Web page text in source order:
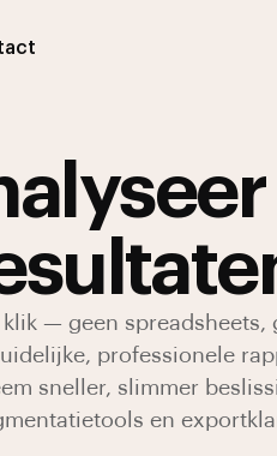
— geen spreadsheets,
professionele
sneller, slimmer
en